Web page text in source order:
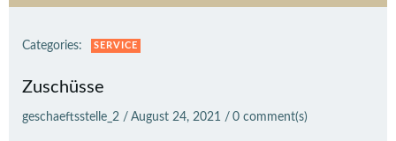
Categories: SERVICE
Zuschüsse
geschaeftsstelle_2 / August 24, 2021 / 0 comment(s)